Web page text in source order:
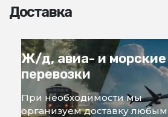
Доставка
Ж/д, авиа- и морские
перевозки
При необходимости мы
организуем доставку любым